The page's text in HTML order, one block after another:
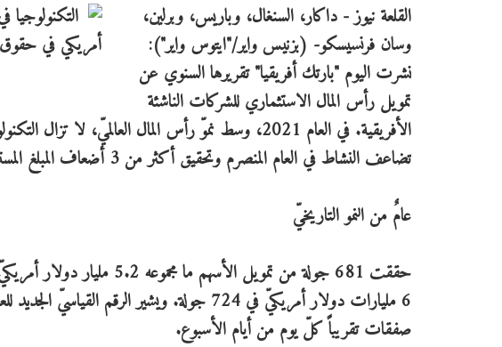
القلعة نيوز - داكار، السنغال، وباريس، وبرلين،
وسان فرنسيسكو- (بزنيس واير/"ايتوس واير"):
نشرت اليوم "بارتك أفريقيا" تقريرها السنوي عن
تمويل رأس المال الاستثماري للشركات الناشئة
الأفريقية. في العام 2021، وسط نموّ رأس المال
تضاعف النشاط في العام المنصرم وتحقيق أكثر من 3 أضعاف المبلغ المستثمر ليصل إلى 5.2 مليار دولار أمريكيّ.
عامٌ من النمو التاريخيّ
حققت 681 جولة من تمويل
صفقات تقريباً كلّ يوم من أيام الأسبوع.